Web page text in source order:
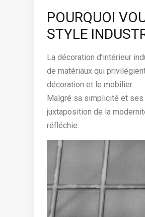
POURQUOI
STYLE
La décoration d’intérieur
de matériaux qui
décoration et le mobilier.
Malgré sa simplicité et
juxtaposition de la
réfléchie.